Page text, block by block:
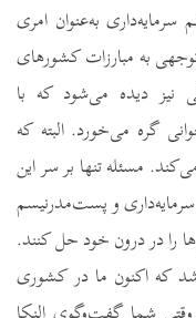
به‌عنوان امری
به مبارزات کشورهای
دیده می‌شود که با
گره می‌خورد. البته که
مسئله تنها بر سر این
و پست‌مدرنیسم
را در درون خود حل کنند.
تبدیل شد که اکنون ما در کشوری